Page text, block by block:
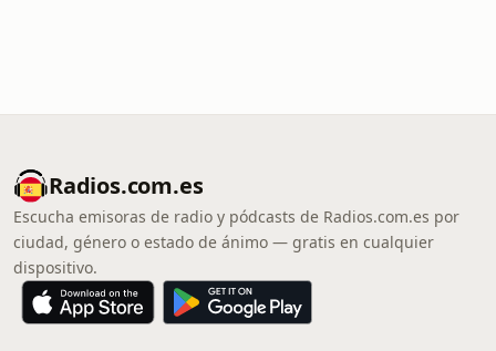
Radios.com.es
Escucha emisoras de radio y pódcasts de Radios.com.es por
ciudad, género o estado de ánimo — gratis en cualquier
dispositivo.